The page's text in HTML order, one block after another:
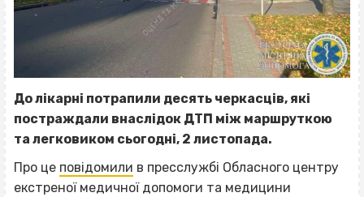
До лікарні потрапили десять черкасців, які
постраждали внаслідок ДТП між маршруткою
та легковиком сьогодні, 2 листопада.
Про це повідомили в пресслужбі Обласного центру
екстреної медичної допомоги та медицини